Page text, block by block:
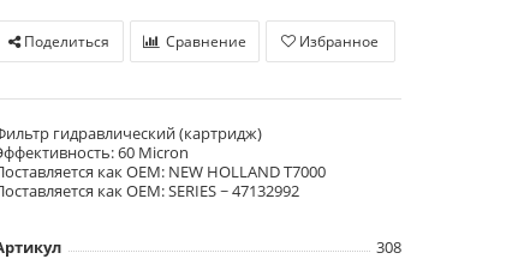
Поделиться Сравнение Избранное
гидравлический (картридж)
60 Micron
как OEM: NEW HOLLAND T7000
как OEM: SERIES ~ 47132992
308